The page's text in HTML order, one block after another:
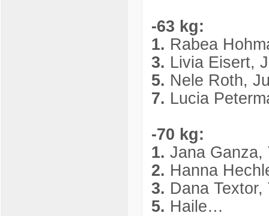
-63 kg:
1. Rabea
3. Livia Eisert,
5. Nele Roth,
7. Lucia
-70 kg:
1. Jana Ganza,
2. Hanna
3. Dana
5. Haile…